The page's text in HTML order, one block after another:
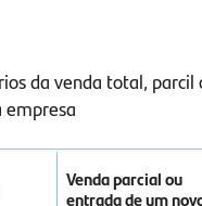
da venda total, parcil
empresa
Venda parcial ou
entrada de um